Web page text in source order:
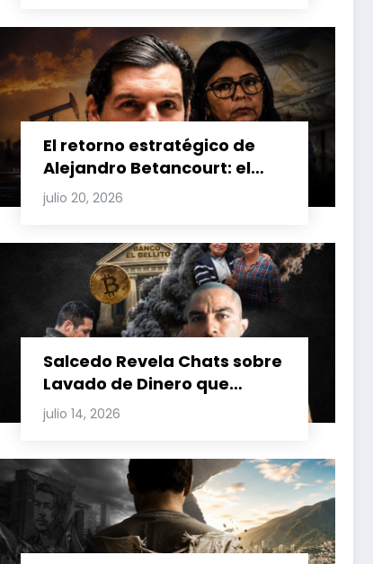
El retorno estratégico de
Alejandro Betancourt: el
bolichico que desafía la
justicia y renueva su poder
venezolana
julio 20, 2026
Salcedo Revela Chats sobre
Lavado de Dinero que
Involucran a Glas, Correa y
Juan Fernando Petro en el
julio 14, 2026